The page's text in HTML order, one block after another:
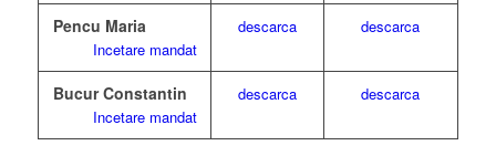
Pencu Maria
Incetare mandat
descarca descarca
Bucur Constantin
Incetare mandat
descarca descarca